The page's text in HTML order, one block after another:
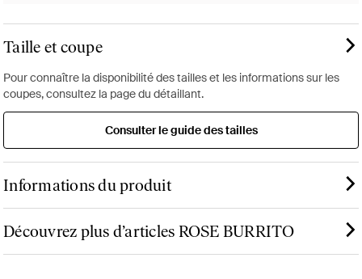
Taille et coupe
Pour connaître la disponibilité des tailles et les informations sur les
coupes, consultez la page du détaillant.
Consulter le guide des tailles
Informations du produit
Découvrez plus d’articles ROSE BURRITO